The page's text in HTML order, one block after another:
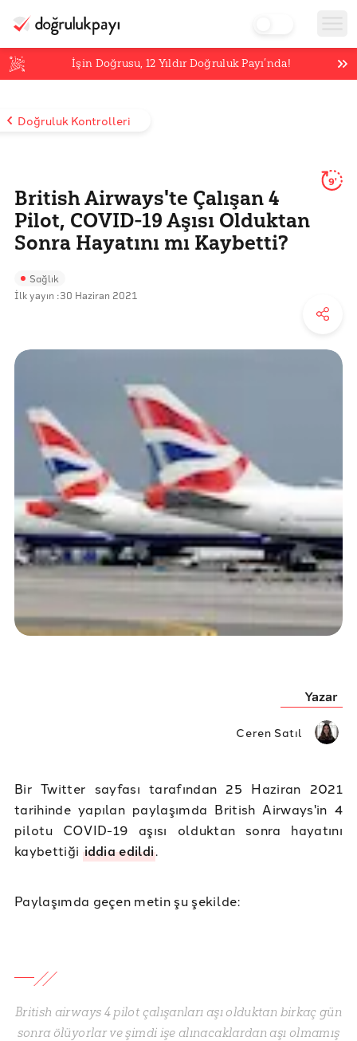
İşin Doğrusu,12 Yıldır Doğruluk Payı’nda!
Doğruluk Kontrolleri
British Airways'te Çalışan 4
Pilot, COVID-19 Aşısı Olduktan
Sonra Hayatını mı Kaybetti?
9'
Sağlık
İlk yayın :30 Haziran 2021
Yazar
Ceren Satıl
Bir Twitter sayfası tarafından 25 Haziran 2021
tarihinde yapılan paylaşımda British Airways'in 4
pilotu COVID-19 aşısı olduktan sonra hayatını
kaybettiği iddia edildi.
Paylaşımda geçen metin şu şekilde:
British airways 4 pilot çalışanları aşı olduktan birkaç gün
sonra ölüyorlar ve şimdi işe alınacaklardan aşı olmamış